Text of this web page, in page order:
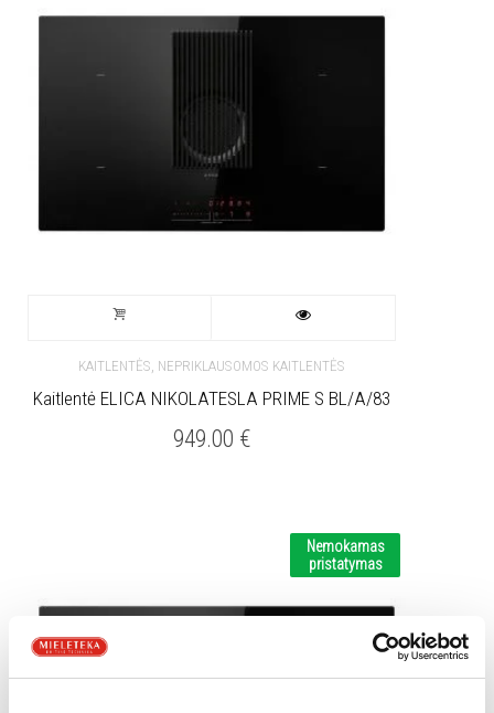
KAITLENTĖS NEPRIKLAUSOMOS KAITLENTĖS
Kaitlentė ELICA NIKOLATESLA PRIME S BL/A/83
949.00 €
Nemokamas
pristatymas